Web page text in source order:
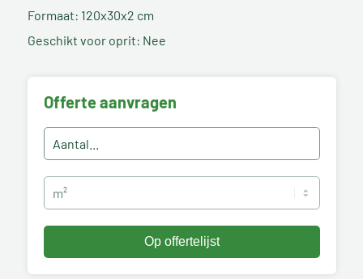
Formaat: 120x30x2 cm
Geschikt voor oprit: Nee
Offerte aanvragen